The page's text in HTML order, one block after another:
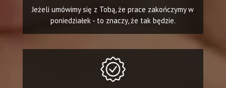
Jeżeli umówimy się z Tobą, że prace zakończymy w
poniedziałek - to znaczy, że tak będzie.